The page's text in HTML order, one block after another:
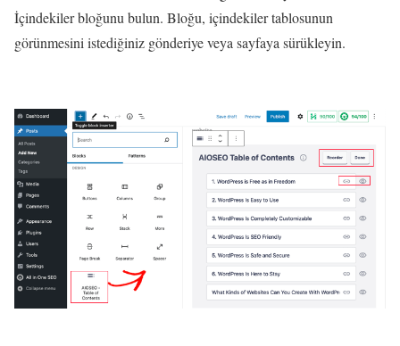
İçindekiler bloğunu bulun. Bloğu, içindekiler tablosunun
görünmesini istediğiniz gönderiye veya sayfaya sürükleyin.